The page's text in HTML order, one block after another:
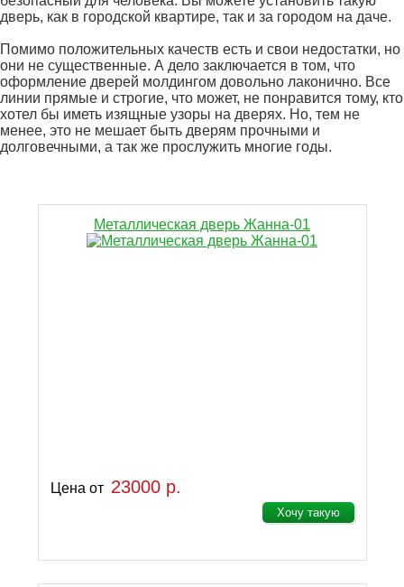
дверь, как в городской квартире, так и за городом на даче.
Помимо положительных качеств есть и свои недостатки, но
они не существенные. А дело заключается в том, что
оформление дверей молдингом довольно лаконично. Все
линии прямые и строгие, что может, не понравится тому, кто
хотел бы иметь изящные узоры на дверях. Но, тем не
менее, это не мешает быть дверям прочными и
долговечными, а так же прослужить многие годы.
Металлическая дверь Жанна-01
Цена от 23000 р.
Хочу такую